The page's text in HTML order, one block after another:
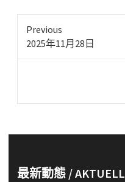
Previous
Previous
2025年11月28日
最新動態 / AKTUELL